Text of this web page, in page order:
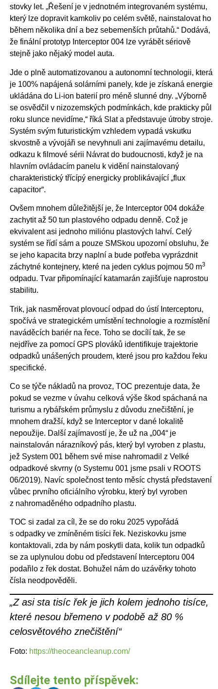
stovky let. „Řešení je v jednotném integrovaném systému,
který lze dopravit kamkoliv po celém světě, nainstalovat ho
během několika dní a bez sebemenších průtahů.“ Dodává,
že finální prototyp Interceptor 004 lze vyrábět sériově
stejně jako nějaký model auta.
Jde o plně automatizovanou a autonomní technologii, která
je 100% napájená solárními panely, kde je získaná energie
ukládána do Li-ion baterií pro méně slunné dny. „Výborně
se osvědčil v nizozemských podmínkách, kde prakticky půl
roku slunce nevidíme,“ říká Slat a představuje útroby stroje.
Systém svým futuristickým vzhledem vypadá vskutku
skvostně a vývojáři se nevyhnuli ani zajímavému detailu,
odkazu k filmové sérii Návrat do budoucnosti, když je na
hlavním ovládacím panelu k vidění nainstalovaný
charakteristický třícípý energicky problikávající „flux
capacitor“.
Ovšem mnohem důležitější je, že Interceptor 004 dokáže
zachytit až 50 tun plastového odpadu denně. Což je
ekvivalent asi jednoho miliónu plastových lahví. Celý
systém se řídí sám a pouze SMSkou upozorní obsluhu, že
se jeho kapacita brzy naplní a bude potřeba vyprázdnit
záchytné kontejnery, které na jeden cyklus pojmou 50 m3
odpadu. Tvar připomínající katamarán zajišťuje naprostou
stabilitu.
Trik, jak nasměrovat plovoucí odpad do ústí Interceptoru,
spočívá ve strategickém umístění technologie a rozmístění
naváděcích bariér na řece. Toho se docílí tak, že se
nejdříve za pomocí GPS plováků identifikuje trajektorie
odpadků unášených proudem, které jsou pro každou řeku
specifické.
Co se týče nákladů na provoz, TOC prezentuje data, že
pokud se vezme v úvahu celková výše škod spáchaná na
turismu a rybářském průmyslu z důvodu znečištění, je
mnohem dražší, když se Interceptor v dané lokalitě
nepoužije. Další zajímavostí je, že už na „004“ je
nainstalován nárazníkový pás, který byl vyroben z plastu,
jež System 001 během své mise nahromadil z Velké
odpadkové skvrny (o Systemu 001 jsme psali v ROOTS
06/2019). Navíc společnost tento měsíc chystá představení
vůbec prvního oficiálního výrobku, který byl vyroben
z nahromaděného odpadního plastu.
TOC si zadal za cíl, že se do roku 2025 vypořádá
s odpadky ve zmíněném tisíci řek. Neziskovku jsme
kontaktovali, zda by nám poskytli data, kolik tun odpadků
se za uplynulou dobu od představení Interceptoru 004
podařilo z řek dostat. Bohužel nám do uzávěrky tohoto
čísla neodpověděli.
„Z asi sta tisíc řek je jich kolem jednoho tisíce,
které nesou břemeno v podobě až 80 %
celosvětového znečištění“
Foto: https://theoceancleanup.com/
Sdílejte tento příspěvek: